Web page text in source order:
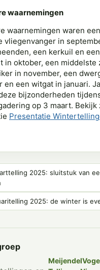
waarnemingen
waarnemingen waren
vliegenvanger in
een kerkuil en
in oktober, een middelste
in november, een
en een witgat in januari.
bijzonderheden
op 3 maart. Bekijk
Presentatie
2025: sluitstuk van
2025: de winter is
Meijendel